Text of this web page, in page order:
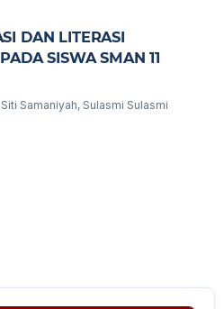
DAN LITERASI
SISWA SMAN 11
Samaniyah, Sulasmi Sulasmi